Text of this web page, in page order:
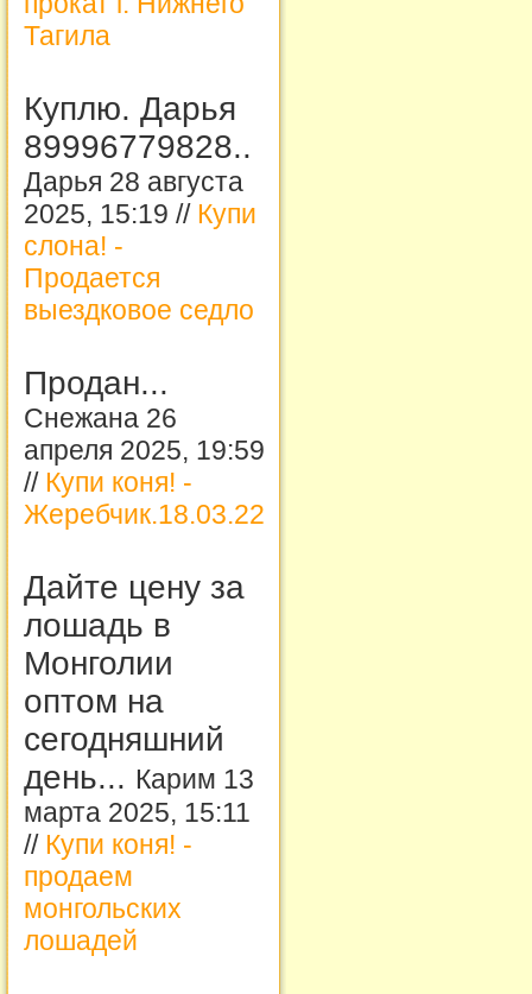
Тагила
Куплю. Дарья
89996779828..
Дарья 28 августа
2025, 15:19 // Купи
слона! -
Продается
выездковое седло
Продан...
Снежана 26
апреля 2025, 19:59
// Купи коня! -
Жеребчик.18.03.22
Дайте цену за
лошадь в
Монголии
оптом на
сегодняшний
день... Карим 13
марта 2025, 15:11
// Купи коня! -
продаем
монгольских
лошадей